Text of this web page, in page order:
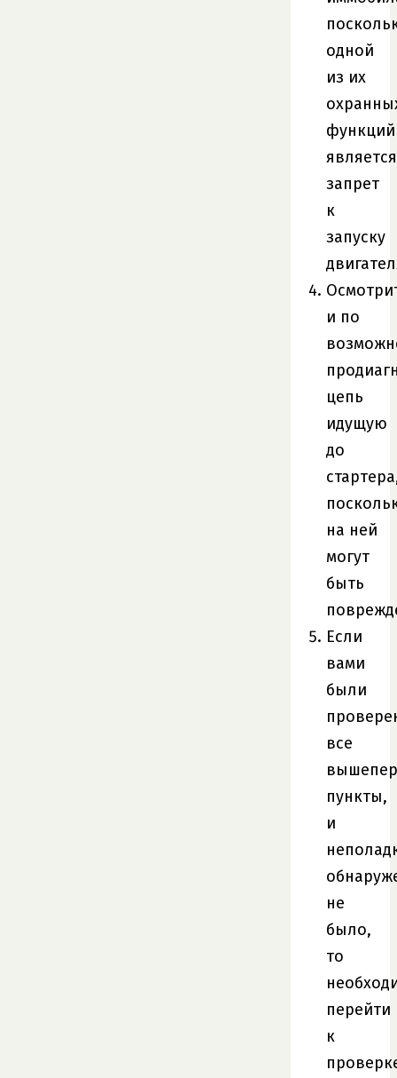
одной
из их
функций
является
запрет
к
запуску
и по
цепь
идущую
до
стартера
на ней
могут
быть
Если
вами
были
все
пункты,
и
не
было,
то
перейти
к